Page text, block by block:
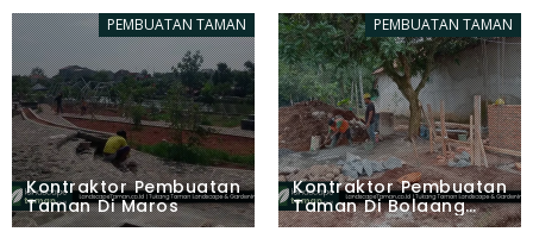
PEMBUATAN TAMAN
Kontraktor Pembuatan
Taman Di Maros
PEMBUATAN TAMAN
Kontraktor Pembuatan
Taman Di Bolaang
Mongondow